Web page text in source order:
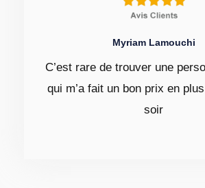
Myriam Lamouchi
C’est rare de trouver une
qui m’a fait un bon prix en
soir